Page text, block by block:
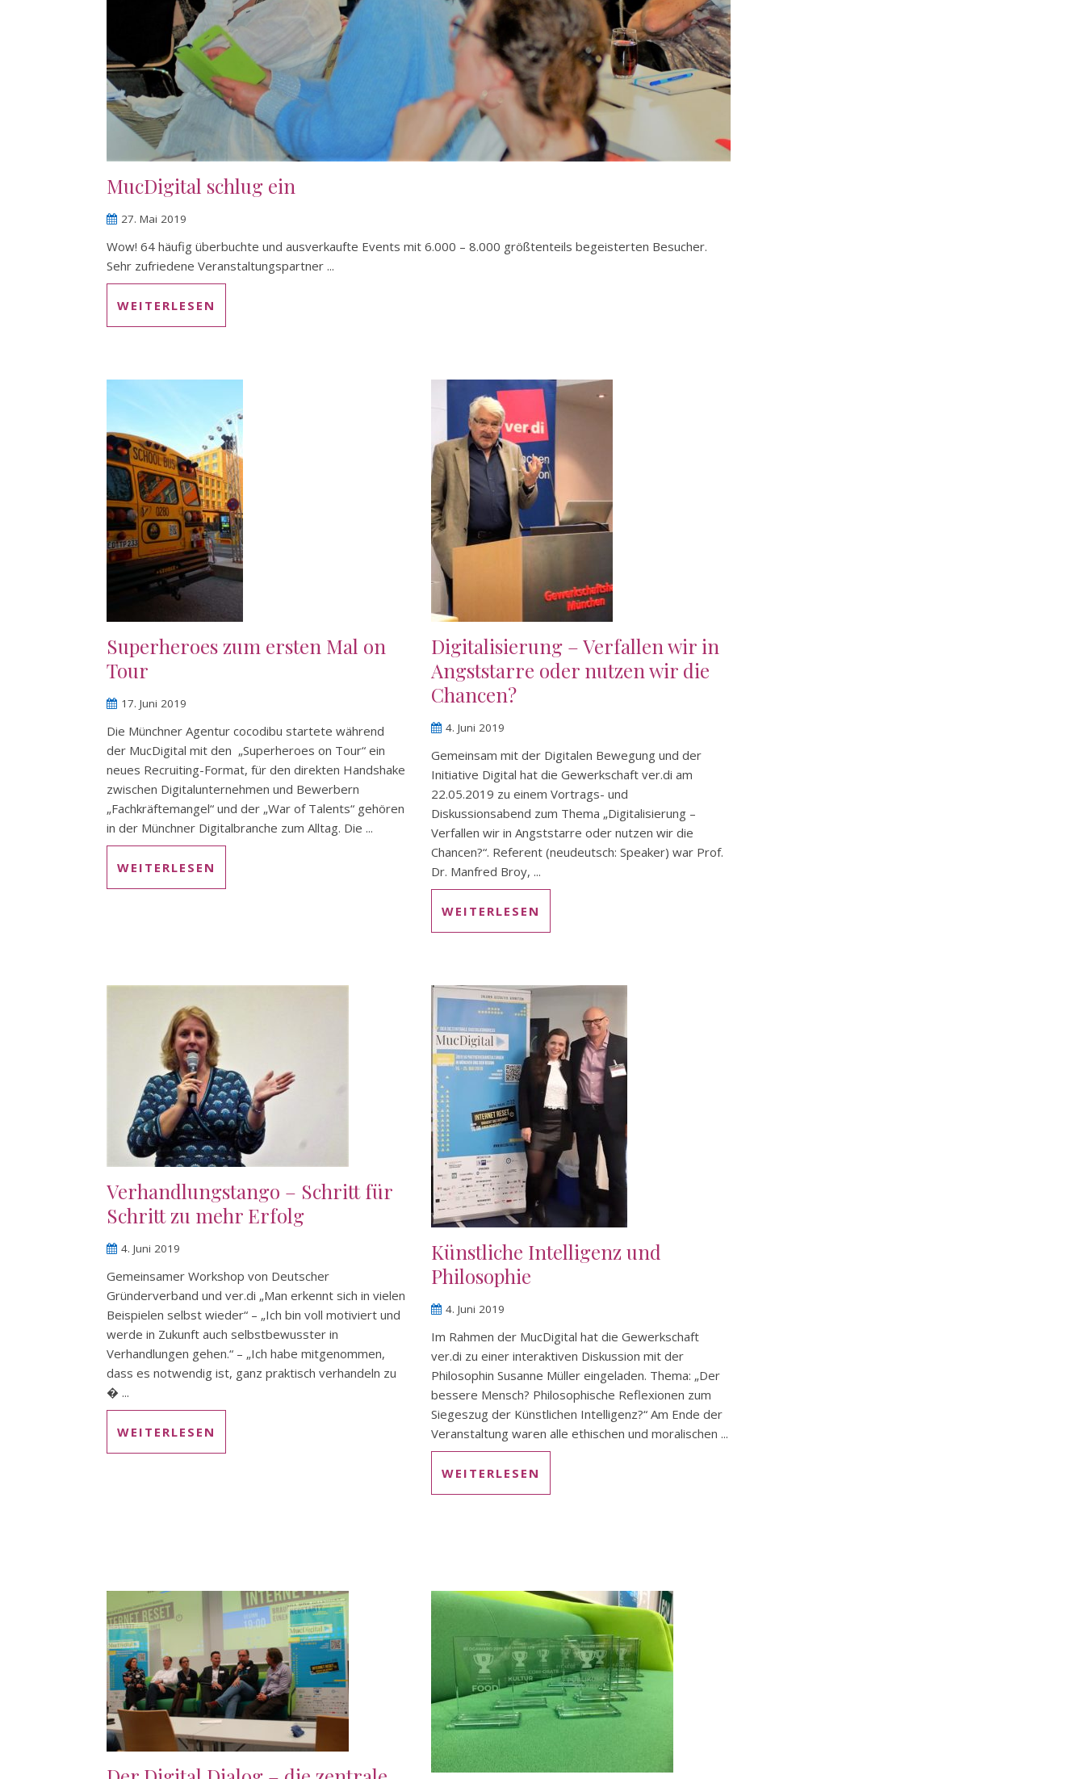
MucDigital schlug ein
27. Mai 2019
Wow! 64 häufig überbuchte und ausverkaufte Events mit 6.000 – 8.000 größtenteils begeisterten Besucher.
Sehr zufriedene Veranstaltungspartner ...
WEITERLESEN
Superheroes zum ersten Mal on
Tour
17. Juni 2019
Die Münchner Agentur cocodibu startete während
der MucDigital mit den „Superheroes on Tour“ ein
neues Recruiting-Format, für den direkten Handshake
zwischen Digitalunternehmen und Bewerbern
„Fachkräftemangel“ und der „War of Talents“ gehören
in der Münchner Digitalbranche zum Alltag. Die ...
WEITERLESEN
Digitalisierung – Verfallen wir in
Angststarre oder nutzen wir die
Chancen?
4. Juni 2019
Gemeinsam mit der Digitalen Bewegung und der
Initiative Digital hat die Gewerkschaft ver.di am
22.05.2019 zu einem Vortrags- und
Diskussionsabend zum Thema „Digitalisierung –
Verfallen wir in Angststarre oder nutzen wir die
Chancen?“. Referent (neudeutsch: Speaker) war Prof.
Dr. Manfred Broy, ...
WEITERLESEN
Verhandlungstango – Schritt für
Schritt zu mehr Erfolg
4. Juni 2019
Gemeinsamer Workshop von Deutscher
Gründerverband und ver.di „Man erkennt sich in vielen
Beispielen selbst wieder“ – „Ich bin voll motiviert und
werde in Zukunft auch selbstbewusster in
Verhandlungen gehen.“ – „Ich habe mitgenommen,
dass es notwendig ist, ganz praktisch verhandeln zu
� ...
WEITERLESEN
Künstliche Intelligenz und
Philosophie
4. Juni 2019
Im Rahmen der MucDigital hat die Gewerkschaft
ver.di zu einer interaktiven Diskussion mit der
Philosophin Susanne Müller eingeladen. Thema: „Der
bessere Mensch? Philosophische Reflexionen zum
Siegeszug der Künstlichen Intelligenz?“ Am Ende der
Veranstaltung waren alle ethischen und moralischen ...
WEITERLESEN